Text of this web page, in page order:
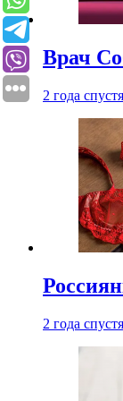
Врач
2 года спустя
2 года спустя